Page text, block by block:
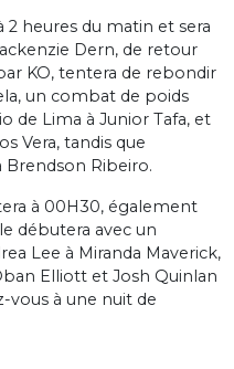
heures du matin et sera
Dern, de retour
KO, tentera de rebondir
un combat de poids
de Lima à Junior Tafa, et
Vera, tandis que
Brendson Ribeiro.
à 00H30, également
débutera avec un
Lee à Miranda Maverick,
Elliott et Josh Quinlan
vous à une nuit de